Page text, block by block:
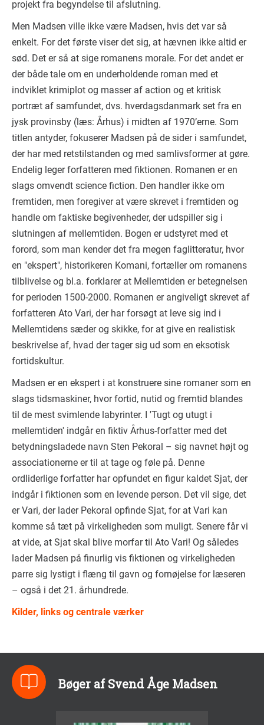
projekt fra begyndelse til afslutning.
Men Madsen ville ikke være Madsen, hvis det var så
enkelt. For det første viser det sig, at hævnen ikke altid er
sød. Det er så at sige romanens morale. For det andet er
der både tale om en underholdende roman med et
indviklet krimiplot og masser af action og et kritisk
portræt af samfundet, dvs. hverdagsdanmark set fra en
jysk provinsby (læs: Århus) i midten af 1970’erne. Som
titlen antyder, fokuserer Madsen på de sider i samfundet,
der har med retstilstanden og med samlivsformer at gøre.
Endelig leger forfatteren med fiktionen. Romanen er en
slags omvendt science fiction. Den handler ikke om
fremtiden, men foregiver at være skrevet i fremtiden og
handle om faktiske begivenheder, der udspiller sig i
slutningen af mellemtiden. Bogen er udstyret med et
forord, som man kender det fra megen faglitteratur, hvor
en "ekspert", historikeren Komani, fortæller om romanens
tilblivelse og bl.a. forklarer at Mellemtiden er betegnelsen
for perioden 1500-2000. Romanen er angiveligt skrevet af
forfatteren Ato Vari, der har forsøgt at leve sig ind i
Mellemtidens sæder og skikke, for at give en realistisk
beskrivelse af, hvad der tager sig ud som en eksotisk
fortidskultur.
Madsen er en ekspert i at konstruere sine romaner som en
slags tidsmaskiner, hvor fortid, nutid og fremtid blandes
til de mest svimlende labyrinter. I 'Tugt og utugt i
mellemtiden' indgår en fiktiv Århus-forfatter med det
betydningsladede navn Sten Pekoral – sig navnet højt og
associationerne er til at tage og føle på. Denne
ordliderlige forfatter har opfundet en figur kaldet Sjat, der
indgår i fiktionen som en levende person. Det vil sige, det
er Vari, der lader Pekoral opfinde Sjat, for at Vari kan
komme så tæt på virkeligheden som muligt. Senere får vi
at vide, at Sjat skal blive morfar til Ato Vari! Og således
lader Madsen på finurlig vis fiktionen og virkeligheden
parre sig lystigt i flæng til gavn og fornøjelse for læseren
– også i det 21. århundrede.
Kilder, links og centrale værker
Bøger af Svend Åge Madsen